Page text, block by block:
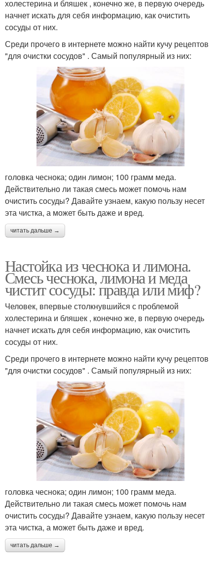
холестерина и бляшек , конечно же, в первую очередь
начнет искать для себя информацию, как очистить
сосуды от них.
Среди прочего в интернете можно найти кучу рецептов
"для очистки сосудов" . Самый популярный из них:
головка чеснока; один лимон; 100 грамм меда.
Действительно ли такая смесь может помочь нам
очистить сосуды? Давайте узнаем, какую пользу несет
эта чистка, а может быть даже и вред.
читать дальше →
Настойка из чеснока и лимона.
Смесь чеснока, лимона и меда
чистит сосуды: правда или миф?
Человек, впервые столкнувшийся с проблемой
холестерина и бляшек , конечно же, в первую очередь
начнет искать для себя информацию, как очистить
сосуды от них.
Среди прочего в интернете можно найти кучу рецептов
"для очистки сосудов" . Самый популярный из них:
головка чеснока; один лимон; 100 грамм меда.
Действительно ли такая смесь может помочь нам
очистить сосуды? Давайте узнаем, какую пользу несет
эта чистка, а может быть даже и вред.
читать дальше →